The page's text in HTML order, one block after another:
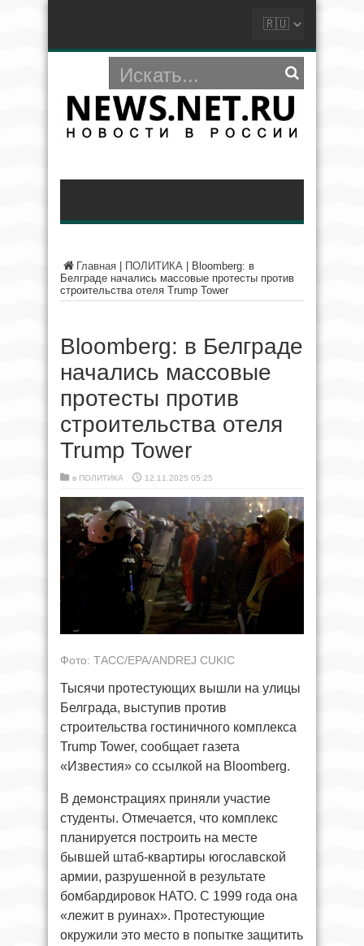
Главная ПОЛИТИКА
Bloomberg: в
Белграде начались массовые протесты против
строительства отеля Trump Tower
Bloomberg: в Белграде
начались массовые
протесты против
строительства отеля
Trump Tower
в ПОЛИТИКА 12.11.2025 05:25
Фото: ТАСС/EPA/ANDREJ CUKIC
Тысячи протестующих вышли на улицы
Белграда, выступив против
строительства гостиничного комплекса
Trump Tower, сообщает газета
«Известия» со ссылкой на Bloomberg.
В демонстрациях приняли участие
студенты. Отмечается, что комплекс
планируется построить на месте
бывшей штаб-квартиры югославской
армии, разрушенной в результате
бомбардировок НАТО. С 1999 года она
«лежит в руинах». Протестующие
окружили это место в попытке защитить